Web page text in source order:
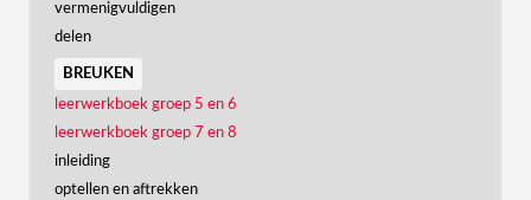
vermenigvuldigen
delen
breuken
leerwerkboek groep 5 en 6
leerwerkboek groep 7 en 8
inleiding
optellen en aftrekken